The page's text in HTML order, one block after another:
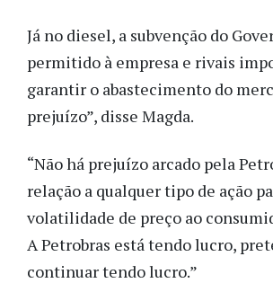
Já no diesel, a subvenção do
permitido à empresa e rivais
garantir o abastecimento do
prejuízo”, disse Magda.
“Não há prejuízo arcado pela
relação a qualquer tipo de ação
volatilidade de preço ao
A Petrobras está tendo lucro,
continuar tendo lucro.”